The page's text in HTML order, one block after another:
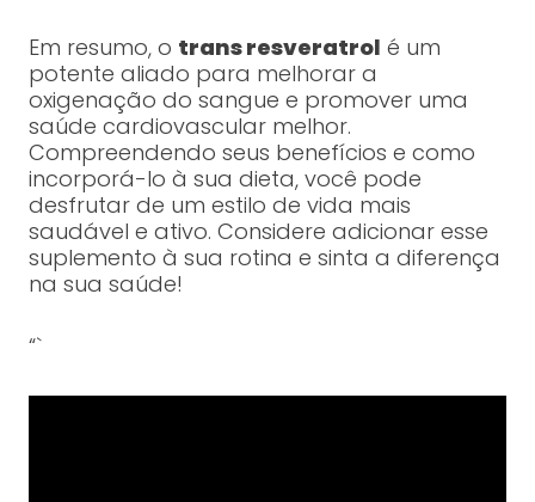
Em resumo, o trans resveratrol é um
potente aliado para melhorar a
oxigenação do sangue e promover uma
saúde cardiovascular melhor.
Compreendendo seus benefícios e como
incorporá-lo à sua dieta, você pode
desfrutar de um estilo de vida mais
saudável e ativo. Considere adicionar esse
suplemento à sua rotina e sinta a diferença
na sua saúde!
“`